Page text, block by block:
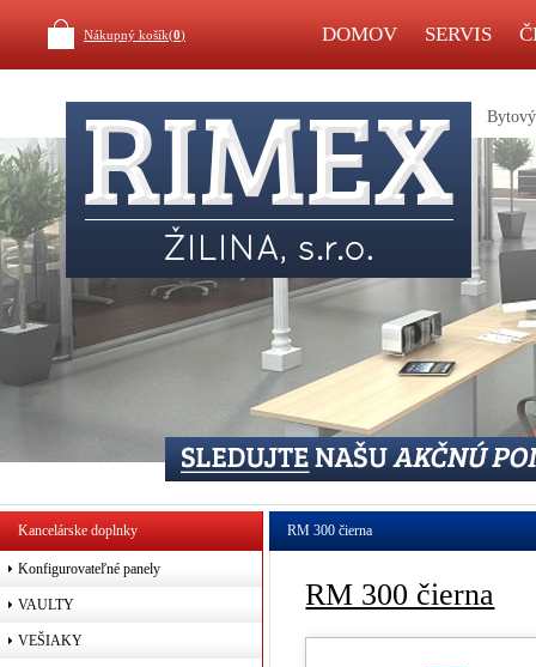
Nákupný košík(0) DOMOV SERVIS
Bytový
Kancelárske doplnky
Konfigurovateľné panely
VAULTY
VEŠIAKY
RM 300 čierna
RM 300 čierna